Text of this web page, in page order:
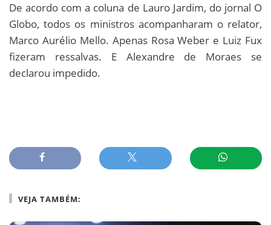
De acordo com a coluna de Lauro Jardim, do jornal O
Globo, todos os ministros acompanharam o relator,
Marco Aurélio Mello. Apenas Rosa Weber e Luiz Fux
fizeram ressalvas. E Alexandre de Moraes se
declarou impedido.
VEJA TAMBÉM: